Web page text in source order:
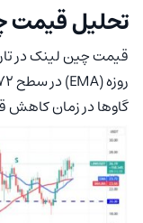
تحلیل قیمت
گاوها در زمان